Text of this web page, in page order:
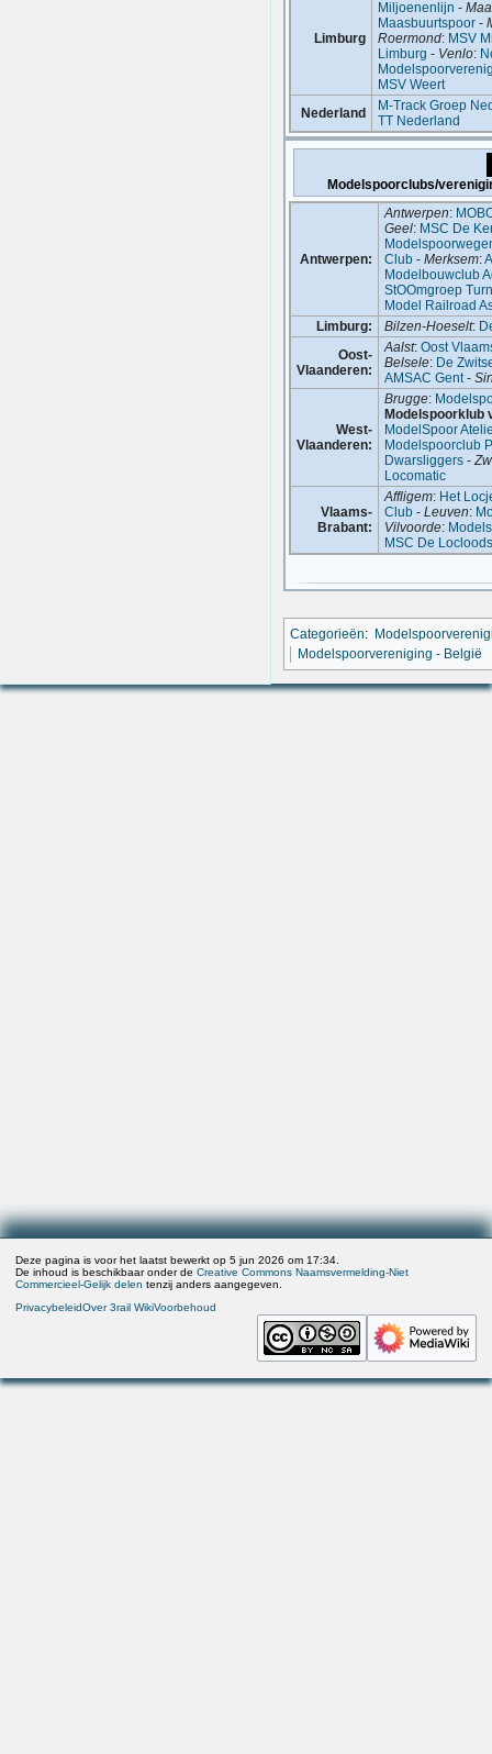
Limburg
Miljoenenlijn -
Maasbuurtspoor -
Roermond: MSV
Limburg - Venlo:
MSV Weert
Nederland
M-Track Groep
TT Nederland
Modelspoorclubs/
Antwerpen:
Antwerpen:
Geel: MSC De
Club -Merksem:
Modelbouwclub
StOOmgroep
Model Railroad
Limburg:
Bilzen-Hoeselt:
Oost-
Vlaanderen:
Aalst:Oost
Belsele: De
AMSAC Gent-
West-
Vlaanderen:
Brugge:
Modelspoorklub
ModelSpoor
Modelspoorclub
Dwarsliggers -
Locomatic
Vlaams-
Brabant:
Affligem: Het
Club -Leuven:
Vilvoorde:
MSC De
Categorieën:
Modelspoorvereniging - België
Deze pagina is voor het laatst bewerkt op 5 jun 2026 om 17:34.
De inhoud is beschikbaar onder deCreative Commons Naamsvermelding-Niet
Commercieel-Gelijk delen tenzij anders aangegeven.
PrivacybeleidOver 3rail WikiVoorbehoud